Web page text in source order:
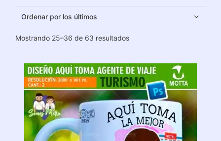
Mostrando 25–36 de 63 resultadosOrdenado
últimos